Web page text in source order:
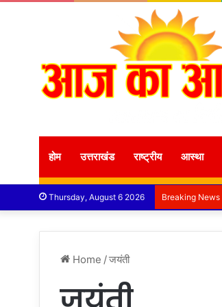
होम उत्तराखंड राष्ट्रीय आस्था
Thursday, August 6 2026 Breaking News
Home /जयंती